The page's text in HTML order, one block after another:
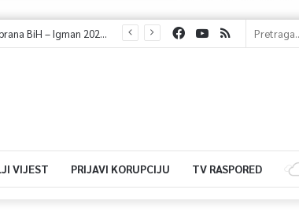
VIJEST PRIJAVI KORUPCIJU TV RASPORED